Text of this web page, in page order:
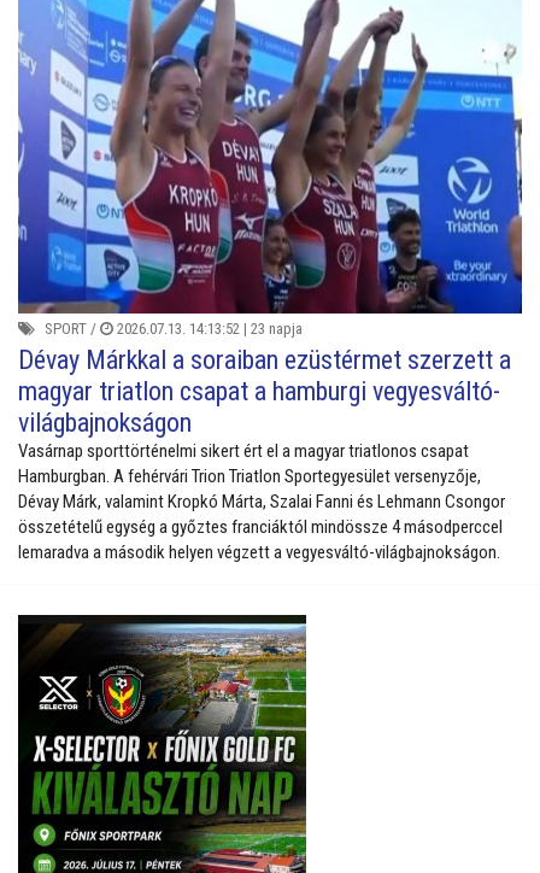
SPORT / 2026.07.13. 14:13:52 | 23 napja
Dévay Márkkal a soraiban ezüstérmet szerzett a
magyar triatlon csapat a hamburgi vegyesváltó-
világbajnokságon
Vasárnap sporttörténelmi sikert ért el a magyar triatlonos csapat
Hamburgban. A fehérvári Trion Triatlon Sportegyesület versenyzője,
Dévay Márk, valamint Kropkó Márta, Szalai Fanni és Lehmann Csongor
összetételű egység a győztes franciáktól mindössze 4 másodperccel
lemaradva a második helyen végzett a vegyesváltó-világbajnokságon.